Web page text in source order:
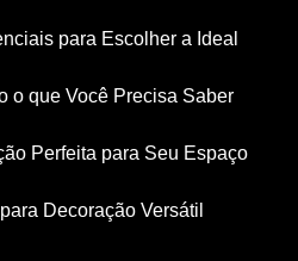
para Escolher a Ideal
o que Você Precisa Saber
Perfeita para Seu Espaço
Decoração Versátil